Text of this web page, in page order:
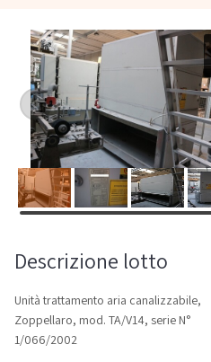
Descrizione lotto
Unità trattamento aria canalizzabile,
Zoppellaro, mod. TA/V14, serie N°
1/066/2002